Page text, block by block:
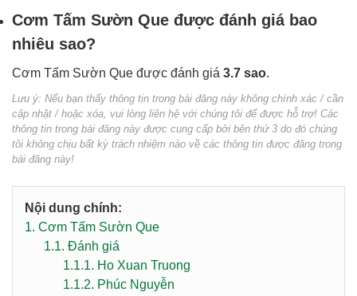
Cơm Tấm Sườn Que được đánh giá bao
nhiêu sao?
Cơm Tấm Sườn Que được đánh giá 3.7 sao.
Lưu ý: Nếu bạn thấy thông tin trong bài đăng này không chính xác / cần
cập nhật / hoặc xóa, vui lòng liên hệ với chúng tôi để được hỗ trợ! Các
thông tin trong bài đăng này được cung cấp bởi bên thứ 3 do đó chúng
tôi không chịu bất kỳ trách nhiệm nào về các thông tin được đăng trong
bài đăng này!
Nội dung chính:
1. Cơm Tấm Sườn Que
1.1. Đánh giá
1.1.1. Ho Xuan Truong
1.1.2. Phúc Nguyễn